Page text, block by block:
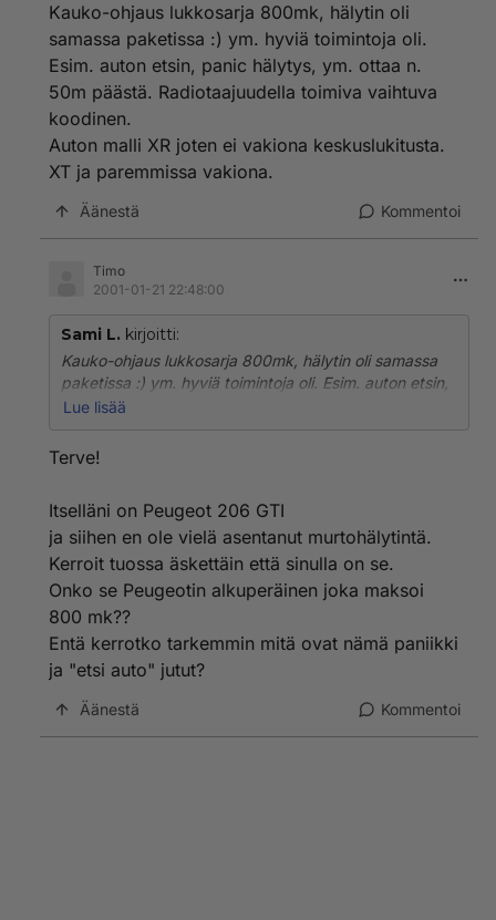
Kauko-ohjaus lukkosarja 800mk, hälytin oli
samassa paketissa :) ym. hyviä toimintoja oli.
Esim. auton etsin, panic hälytys, ym. ottaa n.
50m päästä. Radiotaajuudella toimiva vaihtuva
koodinen.
Auton malli XR joten ei vakiona keskuslukitusta.
XT ja paremmissa vakiona.
Äänestä Kommentoi
Timo
2001-01-21 22:48:00
Sami L. kirjoitti:
Kauko-ohjaus lukkosarja 800mk, hälytin oli samassa
paketissa :) ym. hyviä toimintoja oli. Esim. auton etsin,
panic hälytys, ym. ottaa n. 50m päästä.
Auton malli XR joten ei vakiona keskuslukitusta. XT ja
Lue lisää
Terve!
Itselläni on Peugeot 206 GTI
ja siihen en ole vielä asentanut murtohälytintä.
Kerroit tuossa äskettäin että sinulla on se.
Onko se Peugeotin alkuperäinen joka maksoi
800 mk??
Entä kerrotko tarkemmin mitä ovat nämä paniikki
ja "etsi auto" jutut?
Äänestä Kommentoi